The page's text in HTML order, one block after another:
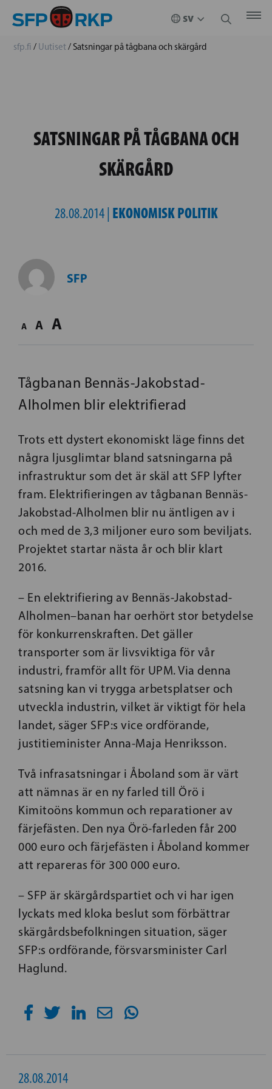
sfp.fi / Uutiset/ Satsningar på tågbana och skärgård
SATSNINGAR PÅ TÅGBANA OCH
SKÄRGÅRD
28.08.2014 | EKONOMISK POLITIK
SFP
A A A
Tågbanan Bennäs-Jakobstad-
Alholmen blir elektrifierad
Trots ett dystert ekonomiskt läge finns det
några ljusglimtar bland satsningarna på
infrastruktur som det är skäl att SFP lyfter
fram. Elektrifieringen av tågbanan Bennäs-
Jakobstad-Alholmen blir nu äntligen av i
och med de 3,3 miljoner euro som beviljats.
Projektet startar nästa år och blir klart
2016.
– En elektrifiering av Bennäs-Jakobstad-
Alholmen–banan har oerhört stor betydelse
för konkurrenskraften. Det gäller
transporter som är livsviktiga för vår
industri, framför allt för UPM. Via denna
satsning kan vi trygga arbetsplatser och
utveckla industrin, vilket är viktigt för hela
landet, säger SFP:s vice ordförande,
justitieminister Anna-Maja Henriksson.
Två infrasatsningar i Åboland som är värt
att nämnas är en ny farled till Örö i
Kimitoöns kommun och reparationer av
färjefästen. Den nya Örö-farleden får 200
000 euro och färjefästen i Åboland kommer
att repareras för 300 000 euro.
– SFP är skärgårdspartiet och vi har igen
lyckats med kloka beslut som förbättrar
skärgårdsbefolkningen situation, säger
SFP:s ordförande, försvarsminister Carl
Haglund.
28.08.2014